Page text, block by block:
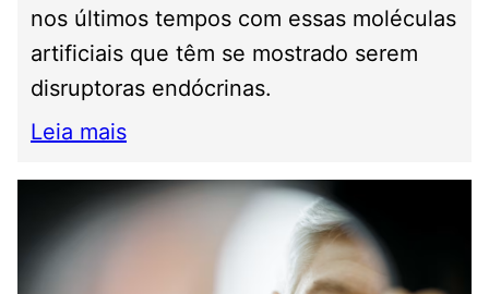
nos últimos tempos com essas moléculas
artificiais que têm se mostrado serem
disruptoras endócrinas.
Leia mais